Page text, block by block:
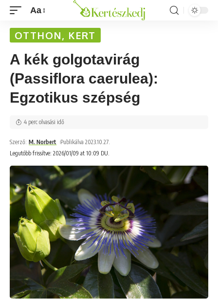
Aa
OTTHON, KERT
A kék golgotavirág
(Passiflora caerulea):
Egzotikus szépség
Legutóbb frissítve: 2026/01/09 at 10:09 DU.
Szerző: M. Norbert Publikálva 2023.10.27.
4 perc olvasási idő